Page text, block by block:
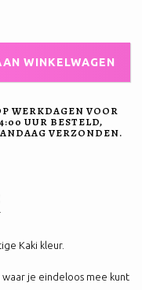
WINKELWAGEN
WERKDAGEN VOOR
UUR BESTELD,
VERZONDEN.
Kaki kleur.
waar je eindeloos mee kunt